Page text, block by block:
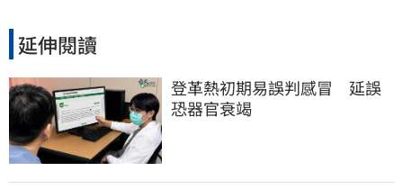
延伸閱讀
登革熱初期易誤判感冒　延誤
恐器官衰竭